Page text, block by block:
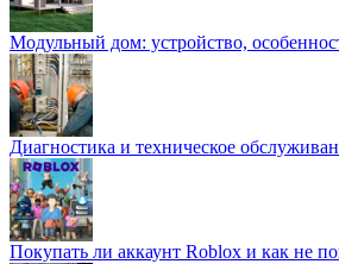
Модульный дом: устройство,
Диагностика и техническое
Покупать ли аккаунт Roblox и как не